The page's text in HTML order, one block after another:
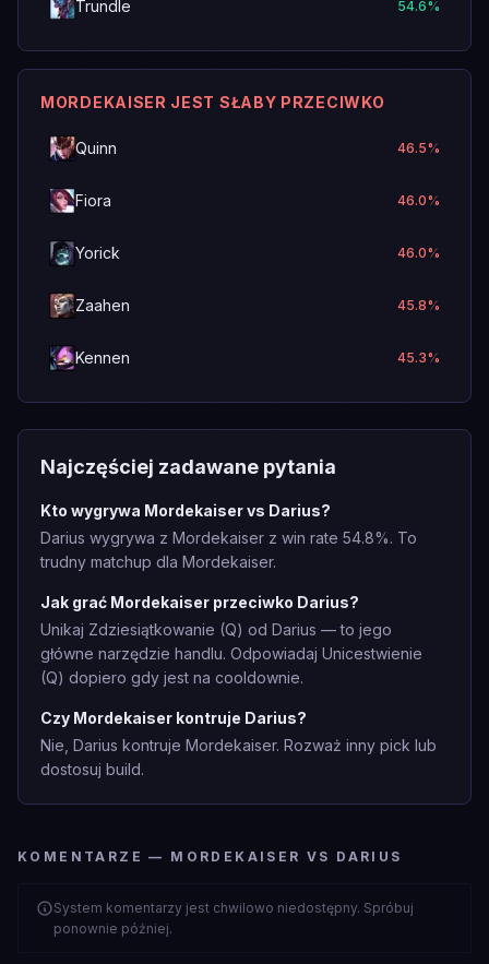
Trundle 54.6%
MORDEKAISER JEST SŁABY PRZECIWKO
Quinn 46.5%
Fiora 46.0%
Yorick 46.0%
Zaahen 45.8%
Kennen 45.3%
Najczęściej zadawane pytania
Kto wygrywa Mordekaiser vs Darius?
Darius wygrywa z Mordekaiser z win rate 54.8%. To
trudny matchup dla Mordekaiser.
Jak grać Mordekaiser przeciwko Darius?
Unikaj Zdziesiątkowanie (Q) od Darius — to jego
główne narzędzie handlu. Odpowiadaj Unicestwienie
(Q) dopiero gdy jest na cooldownie.
Czy Mordekaiser kontruje Darius?
Nie, Darius kontruje Mordekaiser. Rozważ inny pick lub
dostosuj build.
KOMENTARZE — MORDEKAISER VS DARIUS
System komentarzy jest chwilowo niedostępny. Spróbuj
ponownie później.